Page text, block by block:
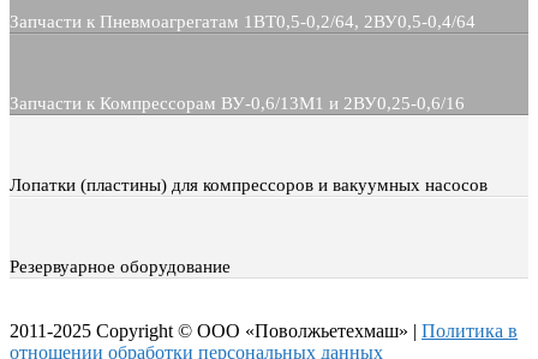
Запчасти к Пневмоагрегатам 1ВТ0,5-0,2/64, 2ВУ0,5-0,4/64
Запчасти к Компрессорам ВУ-0,6/13М1 и 2ВУ0,25-0,6/16
Лопатки (пластины) для компрессоров и вакуумных насосов
Резервуарное оборудование
2011-2025 Copyright © ООО «Поволжьетехмаш» | Политика в
отношении обработки персональных данных